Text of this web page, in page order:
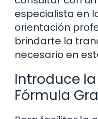
especialista en
orientación
brindarte la
necesario en
Introduce
Fórmula